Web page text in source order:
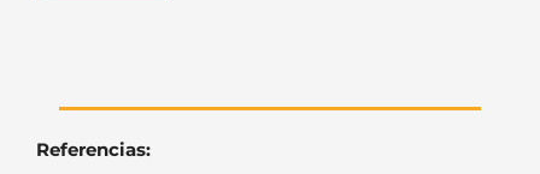
Referencias: